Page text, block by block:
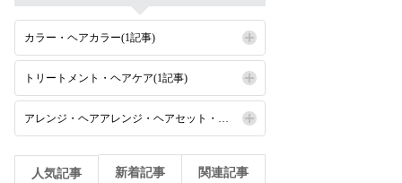
カラー・ヘアカラー(1記事)
トリートメント・ヘアケア(1記事)
アレンジ・ヘアアレンジ・ヘアセット・セット(1記事)
人気記事 新着記事 関連記事